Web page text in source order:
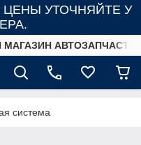
УТОЧНЯЙТЕ У
МАГАЗИН
система